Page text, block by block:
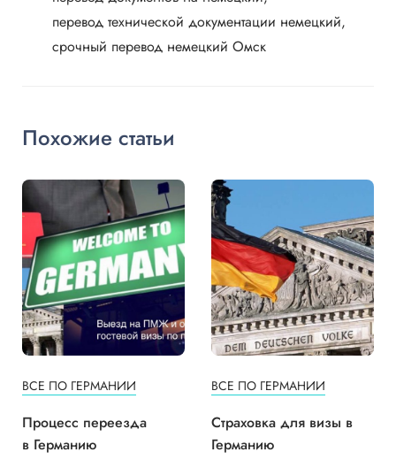
перевод технической документации немецкий
срочный перевод немецкий Омск
Похожие статьи
ВСЕ ПО ГЕРМАНИИ
Процесс переезда
в Германию
ВСЕ ПО ГЕРМАНИИ
Страховка для визы в
Германию